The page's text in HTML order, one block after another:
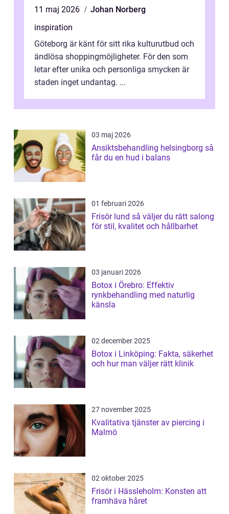
11 maj 2026
Johan Norberg
inspiration
Göteborg är känt för sitt rika kulturutbud och
ändlösa shoppingmöjligheter. För den som
letar efter unika och personliga smycken är
staden inget undantag. ...
03 maj 2026
Ansiktsbehandling helsingborg så
får du en hud i balans
01 februari 2026
Frisör lund så väljer du rätt salong
för stil, kvalitet och hållbarhet
03 januari 2026
Botox i Örebro: Effektiv
rynkbehandling med naturlig
känsla
02 december 2025
Botox i Linköping: Fakta, säkerhet
och hur man väljer rätt klinik
27 november 2025
Kvalitativa tjänster av piercing i
Malmö
02 oktober 2025
Frisör i Hässleholm: Konsten att
framhäva håret